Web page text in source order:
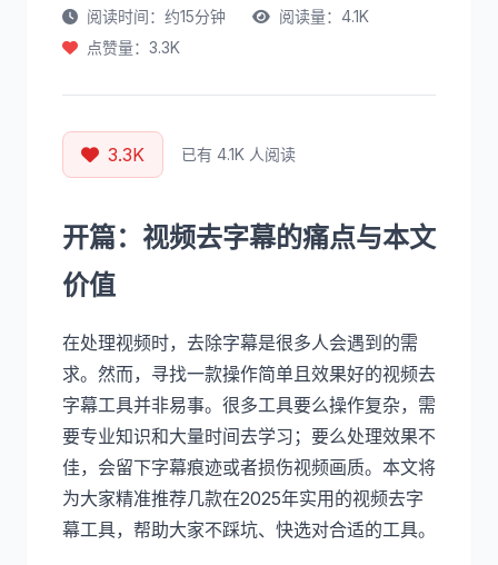
阅读时间：约15分钟
阅读量：4.1K
点赞量：3.3K
3.3K 已有 4.1K 人阅读
开篇：视频去字幕的痛点与本文
价值
在处理视频时，去除字幕是很多人会遇到的需
求。然而，寻找一款操作简单且效果好的视频去
字幕工具并非易事。很多工具要么操作复杂，需
要专业知识和大量时间去学习；要么处理效果不
佳，会留下字幕痕迹或者损伤视频画质。本文将
为大家精准推荐几款在2025年实用的视频去字
幕工具，帮助大家不踩坑、快选对合适的工具。